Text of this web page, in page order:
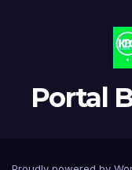
Portal